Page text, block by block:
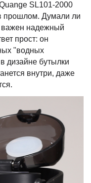
SL101-2000
прошлом. Думали ли
важен надежный
прост: он
"водных
дизайне бутылки
внутри, даже